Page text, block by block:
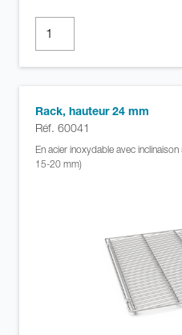
Rack, hauteur 24 mm
Réf. 60041
En acier inoxydable avec
15-20 mm)